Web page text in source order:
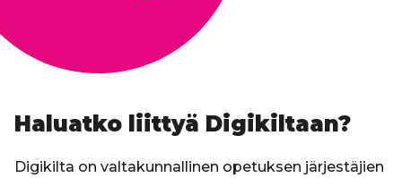
Haluatko liittyä Digikiltaan?
Digikilta on valtakunnallinen opetuksen järjestäjien